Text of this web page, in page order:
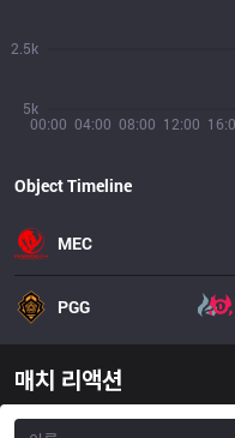
00:00 04:00 08:00 12:00
5k
2.5k
Object Timeline
MEC
PGG
매치 리액션